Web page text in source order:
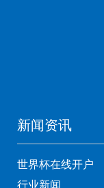
新闻资讯
世界杯在线开户
行业新闻